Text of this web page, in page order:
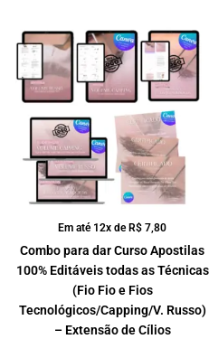
Em até 12x de R$ 7,80
Combo para dar Curso Apostilas
100% Editáveis todas as Técnicas
(Fio Fio e Fios
Tecnológicos/Capping/V. Russo)
– Extensão de Cílios